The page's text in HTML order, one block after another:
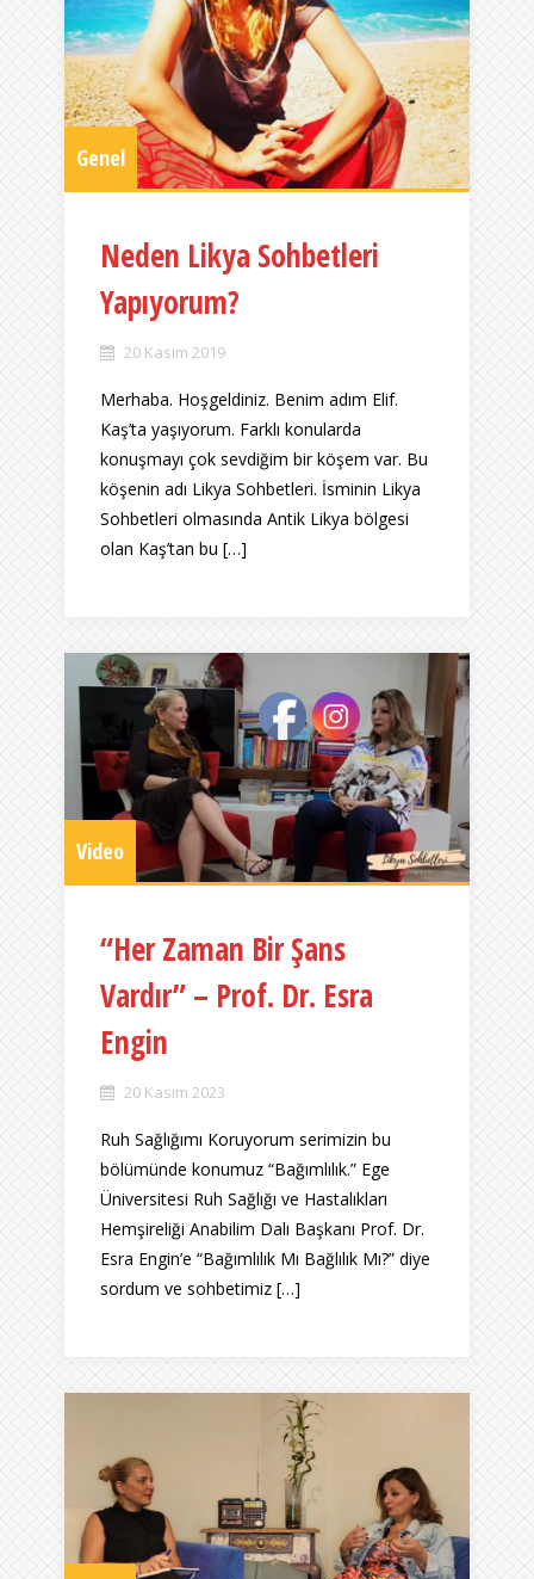
Genel
Neden Likya Sohbetleri
Yapıyorum?
20 Kasım 2019
Merhaba. Hoşgeldiniz. Benim adım Elif.
Kaş’ta yaşıyorum. Farklı konularda
konuşmayı çok sevdiğim bir köşem var. Bu
köşenin adı Likya Sohbetleri. İsminin Likya
Sohbetleri olmasında Antik Likya bölgesi
olan Kaş’tan bu […]
Video
“Her Zaman Bir Şans
Vardır” – Prof. Dr. Esra
Engin
20 Kasım 2023
Ruh Sağlığımı Koruyorum serimizin bu
bölümünde konumuz “Bağımlılık.” Ege
Üniversitesi Ruh Sağlığı ve Hastalıkları
Hemşireliği Anabilim Dalı Başkanı Prof. Dr.
Esra Engin’e “Bağımlılık Mı Bağlılık Mı?” diye
sordum ve sohbetimiz […]